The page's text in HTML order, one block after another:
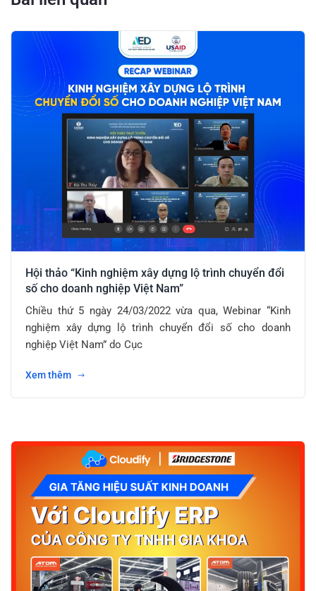
Hội thảo “Kinh nghiệm xây dựng lộ trình chuyển đổi
số cho doanh nghiệp Việt Nam”
Chiều thứ 5 ngày 24/03/2022 vừa qua, Webinar “Kinh
nghiệm xây dựng lộ trình chuyển đổi số cho doanh
nghiệp Việt Nam” do Cục
Xem thêm